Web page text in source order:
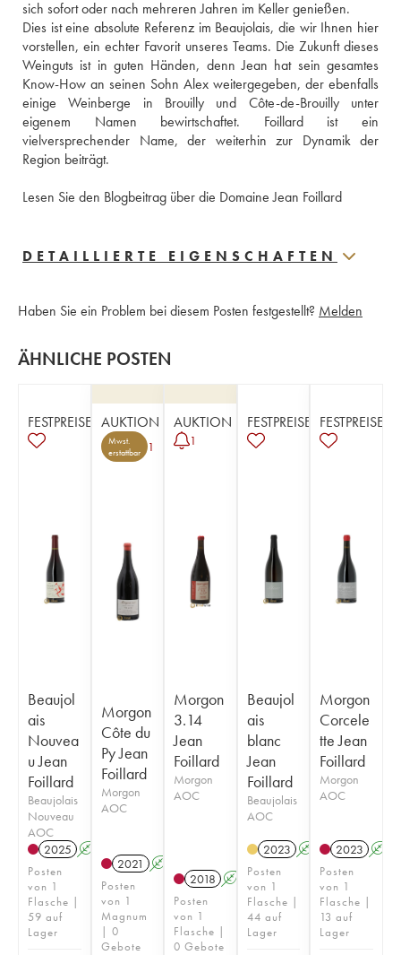
sich sofort oder nach mehreren Jahren im Keller genießen.
Dies ist eine absolute Referenz im Beaujolais, die wir Ihnen hier
vorstellen, ein echter Favorit unseres Teams. Die Zukunft dieses
Weinguts ist in guten Händen, denn Jean hat sein gesamtes
Know-How an seinen Sohn Alex weitergegeben, der ebenfalls
einige Weinberge in Brouilly und Côte-de-Brouilly unter
eigenem Namen bewirtschaftet. Foillard ist ein
vielversprechender Name, der weiterhin zur Dynamik der
Region beiträgt.
Lesen Sie den Blogbeitrag über die Domaine Jean Foillard
DETAILLIERTE EIGENSCHAFTEN
Haben Sie ein Problem bei diesem Posten festgestellt? Melden
ÄHNLICHE POSTEN
FESTPREISE
Beaujol
ais
Nouvea
u Jean
Foillard
Beaujolais
Nouveau
AOC
2025 A
Posten
von 1
Flasche |
59 auf
Lager
AUKTION
Mwst.
erstattbar
1
Morgon
Côte du
Py Jean
Foillard
Morgon
AOC
2021 A
Posten
von 1
Magnum
| 0
Gebote
AUKTION
1
Morgon
3.14
Jean
Foillard
Morgon
AOC
2018 A K
Posten
von 1
Flasche |
0 Gebote
FESTPREISE
Beaujol
ais
blanc
Jean
Foillard
Beaujolais
AOC
2023 A
Posten
von 1
Flasche |
44 auf
Lager
FESTPREISE
Morgon
Corcele
tte Jean
Foillard
Morgon
AOC
2023 A
Posten
von 1
Flasche |
13 auf
Lager